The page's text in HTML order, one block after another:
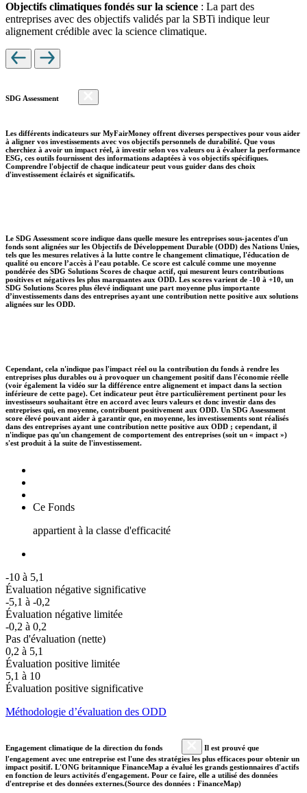
Objectifs climatiques fondés sur la science : La part des
entreprises avec des objectifs validés par la SBTi indique leur
alignement crédible avec la science climatique.
SDG Assessment
Les différents indicateurs sur MyFairMoney offrent diverses perspectives pour vous aider
à aligner vos investissements avec vos objectifs personnels de durabilité. Que vous
cherchiez à avoir un impact réel, à investir selon vos valeurs ou à évaluer la performance
ESG, ces outils fournissent des informations adaptées à vos objectifs spécifiques.
Comprendre l'objectif de chaque indicateur peut vous guider dans des choix
d'investissement éclairés et significatifs.
Le SDG Assessment score indique dans quelle mesure les entreprises sous-jacentes d'un
fonds sont alignées sur les Objectifs de Développement Durable (ODD) des Nations Unies,
tels que les mesures relatives à la lutte contre le changement climatique, l'éducation de
qualité ou encore l’accès à l’eau potable. Ce score est calculé comme une moyenne
pondérée des SDG Solutions Scores de chaque actif, qui mesurent leurs contributions
positives et négatives les plus marquantes aux ODD. Les scores varient de -10 à +10, un
SDG Solutions Scores plus élevé indiquant une part moyenne plus importante
d’investissements dans des entreprises ayant une contribution nette positive aux solutions
alignées sur les ODD.
Cependant, cela n'indique pas l'impact réel ou la contribution du fonds à rendre les
entreprises plus durables ou à provoquer un changement positif dans l'économie réelle
(voir également la vidéo sur la différence entre alignement et impact dans la section
inférieure de cette page). Cet indicateur peut être particulièrement pertinent pour les
investisseurs souhaitant être en accord avec leurs valeurs et donc investir dans des
entreprises qui, en moyenne, contribuent positivement aux ODD. Un SDG Assessment
score élevé pouvant aider à garantir que, en moyenne, les investissements sont réalisés
dans des entreprises ayant une contribution nette positive aux ODD ; cependant, il
n'indique pas qu'un changement de comportement des entreprises (soit un « impact »)
s'est produit à la suite de l'investissement.
Ce Fonds
appartient à la classe d'efficacité
-10 à 5,1
Évaluation négative significative
-5,1 à -0,2
Évaluation négative limitée
-0,2 à 0,2
Pas d'évaluation (nette)
0,2 à 5,1
Évaluation positive limitée
5,1 à 10
Évaluation positive significative
Méthodologie d’évaluation des ODD
Engagement climatique de la direction du fonds
Il est prouvé que
l'engagement avec une entreprise est l'une des stratégies les plus efficaces pour obtenir un
impact positif. L'ONG britannique FinanceMap a évalué les grands gestionnaires d'actifs
en fonction de leurs activités d'engagement. Pour ce faire, elle a utilisé des données
d'entreprise et des données externes.(Source des données : FinanceMap)